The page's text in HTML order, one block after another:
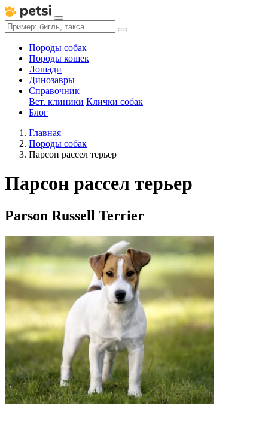
Породы собак
Породы кошек
Лошади
Динозавры
Справочник
Вет. клиники Клички собак
Блог
Главная
Породы собак
Парсон рассел терьер
Парсон рассел терьер
Parson Russell Terrier